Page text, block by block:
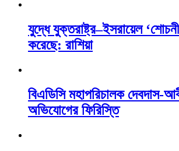
যুদ্ধে যুক্তরাষ্ট্র–ইসরায়েল
করেছে: রাশিয়া
বিএডিসি মহাপরিচালক দেবদাস-
অভিযোগের ফিরিস্তি